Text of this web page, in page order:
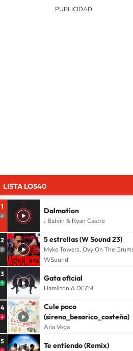
LISTA LOS40
1 Dalmation
J Balvin & Ryan Castro
2 5 estrellas (W Sound 23)
Myke Towers, Ovy On The
WSound
3 Gata oficial
Hamilton & DFZM
4
Cule poco
(sirena_besarico_costeña)
Aria Vega
5 Te entiendo (Remix)